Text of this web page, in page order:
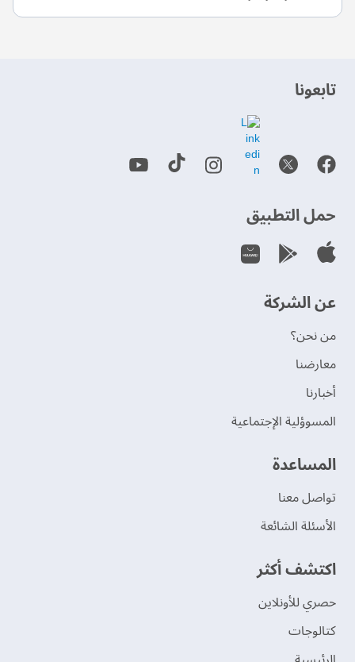
‫تابعونا‬
حمل التطبيق
عن الشركة
من نحن؟
‫معارضنا‬
‫أخبارنا‬
المسوؤلية الإجتماعية
‫المساعدة‬
تواصل معنا
الأسئلة الشائعة
اكتشف أكثر
حصري للأونلاين
‫كتالوجات‬